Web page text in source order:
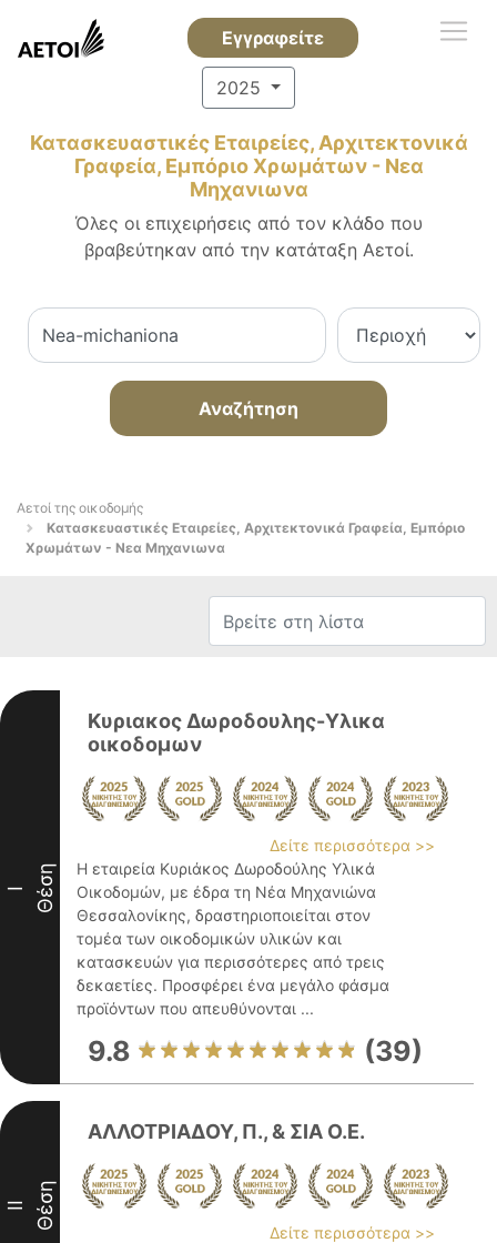
Εγγραφείτε
2025
Κατασκευαστικές Εταιρείες, Αρχιτεκτονικά
Γραφεία, Εμπόριο Χρωμάτων - Νεα
Μηχανιωνα
Όλες οι επιχειρήσεις από τον κλάδο που
βραβεύτηκαν από την κατάταξη Αετοί.
Αναζήτηση
Αετοί της οικοδομής
Κατασκευαστικές Εταιρείες, Αρχιτεκτονικά Γραφεία, Εμπόριο
Χρωμάτων - Νεα Μηχανιωνα
I Θέση
Κυριακος Δωροδουλης-Yλικα
οικοδομων
Δείτε περισσότερα >>
Η εταιρεία Κυριάκος Δωροδούλης Υλικά
Οικοδομών, με έδρα τη Νέα Μηχανιώνα
Θεσσαλονίκης, δραστηριοποιείται στον
τομέα των οικοδομικών υλικών και
κατασκευών για περισσότερες από τρεις
δεκαετίες. Προσφέρει ένα μεγάλο φάσμα
προϊόντων που απευθύνονται ...
9.8 (39)
II Θέση
ΑΛΛΟΤΡΙΑΔΟΥ, Π., & ΣΙΑ Ο.Ε.
Δείτε περισσότερα >>